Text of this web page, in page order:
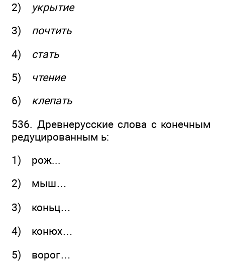
2)
укрытие
3) почтить
4) стать
5)
чтение
6) клепать
536. Древнерусские слова с конечным
редуцированным ь:
1) рож...
2) мыш…
3) коньц…
4) конюх…
5) ворог…